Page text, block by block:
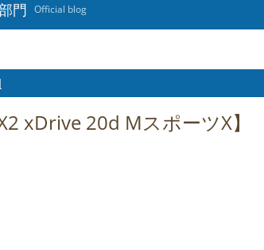
門 Official blog
xDrive 20d MスポーツX】